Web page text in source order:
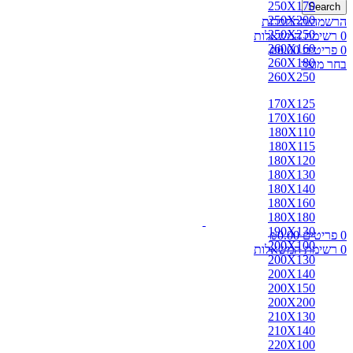
Search
הרשמה/התחברות
0 רשימת המשאלות
0 פריטים ₪0.00
בחר מוצר
0 פריטים ₪0.00
0 רשימת המשאלות
250X170
250X200
250X250
260X160
260X180
260X250
170X125
170X160
180X110
180X115
180X120
180X130
180X140
180X160
180X180
190X130
200X100
200X130
200X140
200X150
200X200
210X130
210X140
220X100